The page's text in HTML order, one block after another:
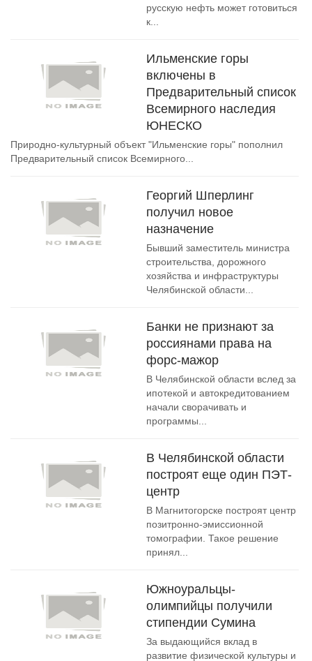
русскую нефть может готовиться
к...
Ильменские горы
включены в
Предварительный список
Всемирного наследия
ЮНЕСКО
Природно-культурный объект "Ильменские горы" пополнил
Предварительный список Всемирного...
Георгий Шперлинг
получил новое
назначение
Бывший заместитель министра
строительства, дорожного
хозяйства и инфраструктуры
Челябинской области...
Банки не признают за
россиянами права на
форс-мажор
В Челябинской области вслед за
ипотекой и автокредитованием
начали сворачивать и
программы...
В Челябинской области
построят еще один ПЭТ-
центр
В Магнитогорске построят центр
позитронно-эмиссионной
томографии. Такое решение
принял...
Южноуральцы-
олимпийцы получили
стипендии Сумина
За выдающийся вклад в
развитие физической культуры и